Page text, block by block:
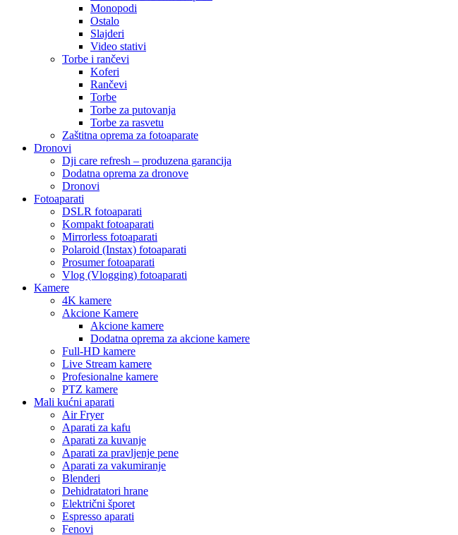
Monopodi
Ostalo
Slajderi
Video stativi
Torbe i rančevi
Koferi
Rančevi
Torbe
Torbe za putovanja
Torbe za rasvetu
Zaštitna oprema za fotoaparate
Dronovi
Dji care refresh – produzena garancija
Dodatna oprema za dronove
Dronovi
Fotoaparati
DSLR fotoaparati
Kompakt fotoaparati
Mirrorless fotoaparati
Polaroid (Instax) fotoaparati
Prosumer fotoaparati
Vlog (Vlogging) fotoaparati
Kamere
4K kamere
Akcione Kamere
Akcione kamere
Dodatna oprema za akcione kamere
Full-HD kamere
Live Stream kamere
Profesionalne kamere
PTZ kamere
Mali kućni aparati
Air Fryer
Aparati za kafu
Aparati za kuvanje
Aparati za pravljenje pene
Aparati za vakumiranje
Blenderi
Dehidratatori hrane
Električni šporet
Espresso aparati
Fenovi